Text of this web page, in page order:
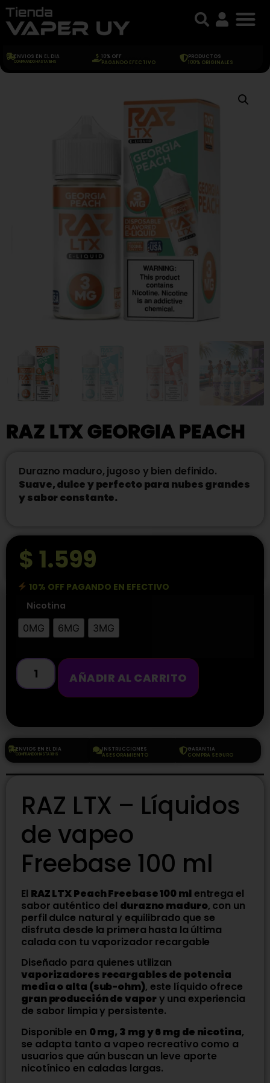
ENVIOS EN EL DIA
COMPRANDO HASTA 18HS
10% OFF
PAGANDO EFECTIVO
PRODUCTOS
100% ORIGINALES
RAZ LTX GEORGIA PEACH
Durazno maduro, jugoso y bien definido.
Suave, dulce y perfecto para nubes grandes
y sabor constante.
$ 1.599
10% OFF PAGANDO EN EFECTIVO
Nicotina
0MG
6MG 3MG
AÑADIR AL CARRITO
ENVIOS EN EL DIA
COMPRANDO HASTA 18HS
INSTRUCCIONES
ASESORAMIENTO
GARANTIA
COMPRA SEGURO
RAZ LTX – Líquidos
de vapeo
Freebase 100 ml
El RAZ LTX Peach Freebase 100 mlentrega el
sabor auténtico del durazno maduro, con un
perfil dulce natural y equilibrado que se
disfruta desde la primera hasta la última
calada con tu vaporizador recargable
Diseñado para quienes utilizan
vaporizadores recargables de potencia
media o alta (sub-ohm), este líquido ofrece
gran producción de vapory una experiencia
de sabor limpia y persistente.
Disponible en 0 mg, 3 mg y 6 mg de nicotina,
se adapta tanto a vapeo recreativo como a
usuarios que aún buscan un leve aporte
nicotínico en caladas largas.